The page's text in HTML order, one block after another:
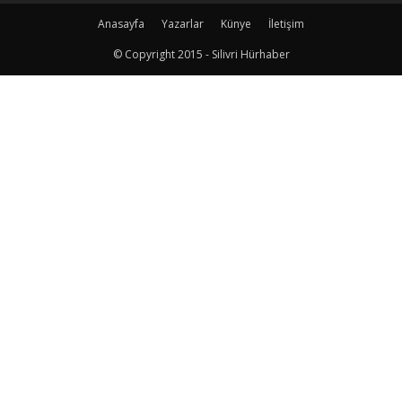
Anasayfa Yazarlar Künye
İletişim
© Copyright 2015 - Silivri Hürhaber